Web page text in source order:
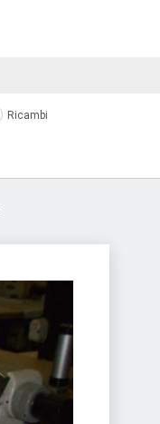
Ricambi